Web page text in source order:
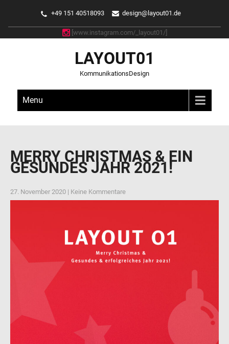
+49 151 40518093 design@layout01.de
[www.instagram.com/_layout01/]
LAYOUT01
KommunikationsDesign
Menu
MERRY CHRISTMAS & EIN
GESUNDES JAHR 2021!
27. November 2020 | Keine Kommentare